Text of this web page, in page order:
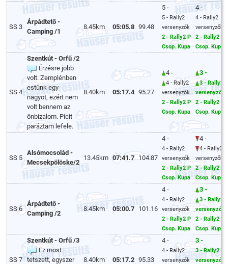
SS 3
Árpádtető -
Camping /1
8.45km 05:05.8 99.48
5 -
5 - Rally2
versenyzők
2 - Rally2 P
Csop. Kupa
4 -
4 - Rally2
versenyzők
2 - Rally2 P
Csop. Kupa
SS 4
Szentkút - Orfű /2
Érzésre jobb
volt. Zemplénben
estünk egy
nagyot, ezért nem
volt bennem az
önbizalom. Picit
paráztam lefele.
8.40km 05:17.4 95.27
4 -
4 - Rally2
versenyzők
2 - Rally2 P
Csop. Kupa
3 -
3 - Rally2
versenyzők
2 - Rally2 P
Csop. Kupa
SS 5
Alsómocsolád -
Mecsekpölöske/2
13.45km 07:41.7 104.87
4 -
4 - Rally2
versenyzők
2 - Rally2 P
Csop. Kupa
4 -
4 - Rally2
versenyzők
2 - Rally2 P
Csop. Kupa
SS 6
Árpádtető -
Camping /2
8.45km 05:00.7 101.16
4 -
4 - Rally2
versenyzők
2 - Rally2 P
Csop. Kupa
3 -
3 - Rally2
versenyzők
2 - Rally2 P
Csop. Kupa
SS 7
Szentkút - Orfű /3
Ez most
tetszett, egyszer
8.40km 05:17.2 95.33
4 -
4 - Rally2
versenyzők
3 -
3 - Rally2
versenyzők